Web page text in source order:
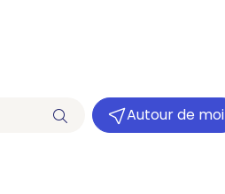
Autour de moi